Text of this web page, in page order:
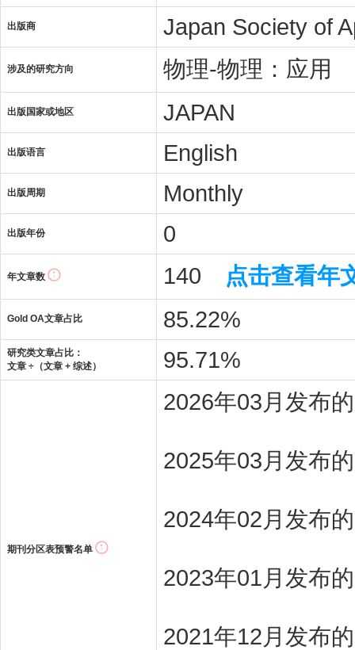
出版商 Japan Society of
涉及的研究方向 物理-物理：应用
出版国家或地区 JAPAN
出版语言 English
出版周期 Monthly
出版年份 0
年文章数 140 点击查看年
Gold OA文章占比 85.22%
研究类文章占比：
文章 ÷（文章 + 综述）
95.71%
期刊分区表预警名单
2026年03月发布
2025年03月发布
2024年02月发布
2023年01月发布
2021年12月发布